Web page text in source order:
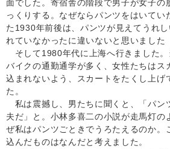
面でした。寄宿舎の階段で男子が女子の
っくりする。なぜならパンツをはいてい
た1930年前後は、パンツが見えてうれ
れていなかったに違いないと思いました
そして1980年代に上海へ行きました
バイクの通勤通学が多く、女性たちはス
込まれないよう、スカートをたくし上げ
た。
私は震撼し、男たちに聞くと、「パン
夫だ」と。小林多喜二の小説が走馬灯の
ぜ私はパンツごときでうろたえるのか。
込んだものはなんだと考えました。